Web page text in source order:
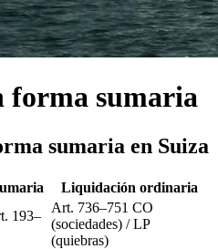
forma sumaria
sumaria en Suiza
Liquidación ordinaria
193–
Art. 736–751 CO
(sociedades) / LP
(quiebras)